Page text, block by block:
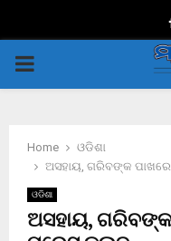
PRIMARY
Home
ଓଡିଶା
ଅସହାୟ, ଗରିବଙ୍କ
ଓଡିଶା
ଅସହାୟ, ଗରିବଙ୍କ